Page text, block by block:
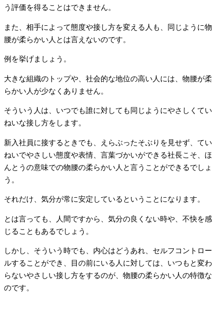
う評価を得ることはできません。
また、相手によって態度や接し方を変える人も、同じように物
腰が柔らかい人とは言えないのです。
例を挙げましょう。
大きな組織のトップや、社会的な地位の高い人には、物腰が柔
らかい人が少なくありません。
そういう人は、いつでも誰に対しても同じようにやさしくてい
ねいな接し方をします。
新入社員に接するときでも、えらぶったそぶりを見せず、てい
ねいでやさしい態度や表情、言葉づかいができる社長こそ、ほ
んとうの意味での物腰の柔らかい人と言うことができるでしょ
う。
それだけ、気分が常に安定しているということになります。
とは言っても、人間ですから、気分の良くない時や、不快を感
じることもあるでしょう。
しかし、そういう時でも、内心はどうあれ、セルフコントロー
ルすることができ、目の前にいる人に対しては、いつもと変わ
らないやさしい接し方をするのが、物腰の柔らかい人の特徴な
のです。